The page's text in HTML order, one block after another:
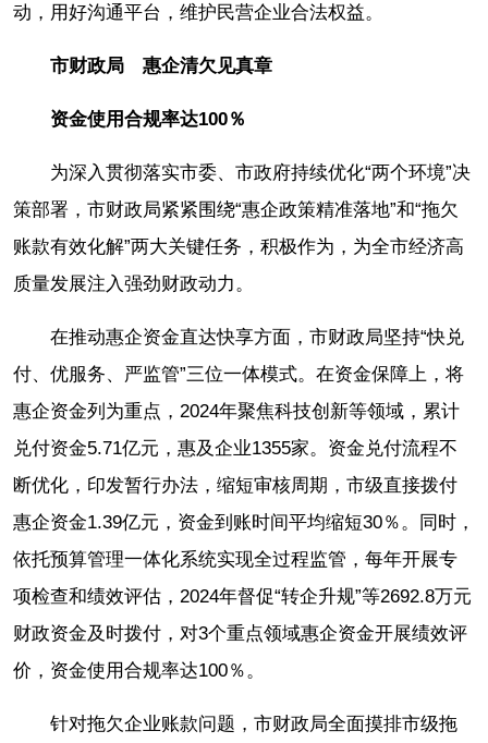
动，用好沟通平台，维护民营企业合法权益。
市财政局 惠企清欠见真章
资金使用合规率达100％
为深入贯彻落实市委、市政府持续优化“两个环境”决
策部署，市财政局紧紧围绕“惠企政策精准落地”和“拖欠
账款有效化解”两大关键任务，积极作为，为全市经济高
质量发展注入强劲财政动力。
在推动惠企资金直达快享方面，市财政局坚持“快兑
付、优服务、严监管”三位一体模式。在资金保障上，将
惠企资金列为重点，2024年聚焦科技创新等领域，累计
兑付资金5.71亿元，惠及企业1355家。资金兑付流程不
断优化，印发暂行办法，缩短审核周期，市级直接拨付
惠企资金1.39亿元，资金到账时间平均缩短30％。同时，
依托预算管理一体化系统实现全过程监管，每年开展专
项检查和绩效评估，2024年督促“转企升规”等2692.8万元
财政资金及时拨付，对3个重点领域惠企资金开展绩效评
价，资金使用合规率达100％。
针对拖欠企业账款问题，市财政局全面摸排市级拖